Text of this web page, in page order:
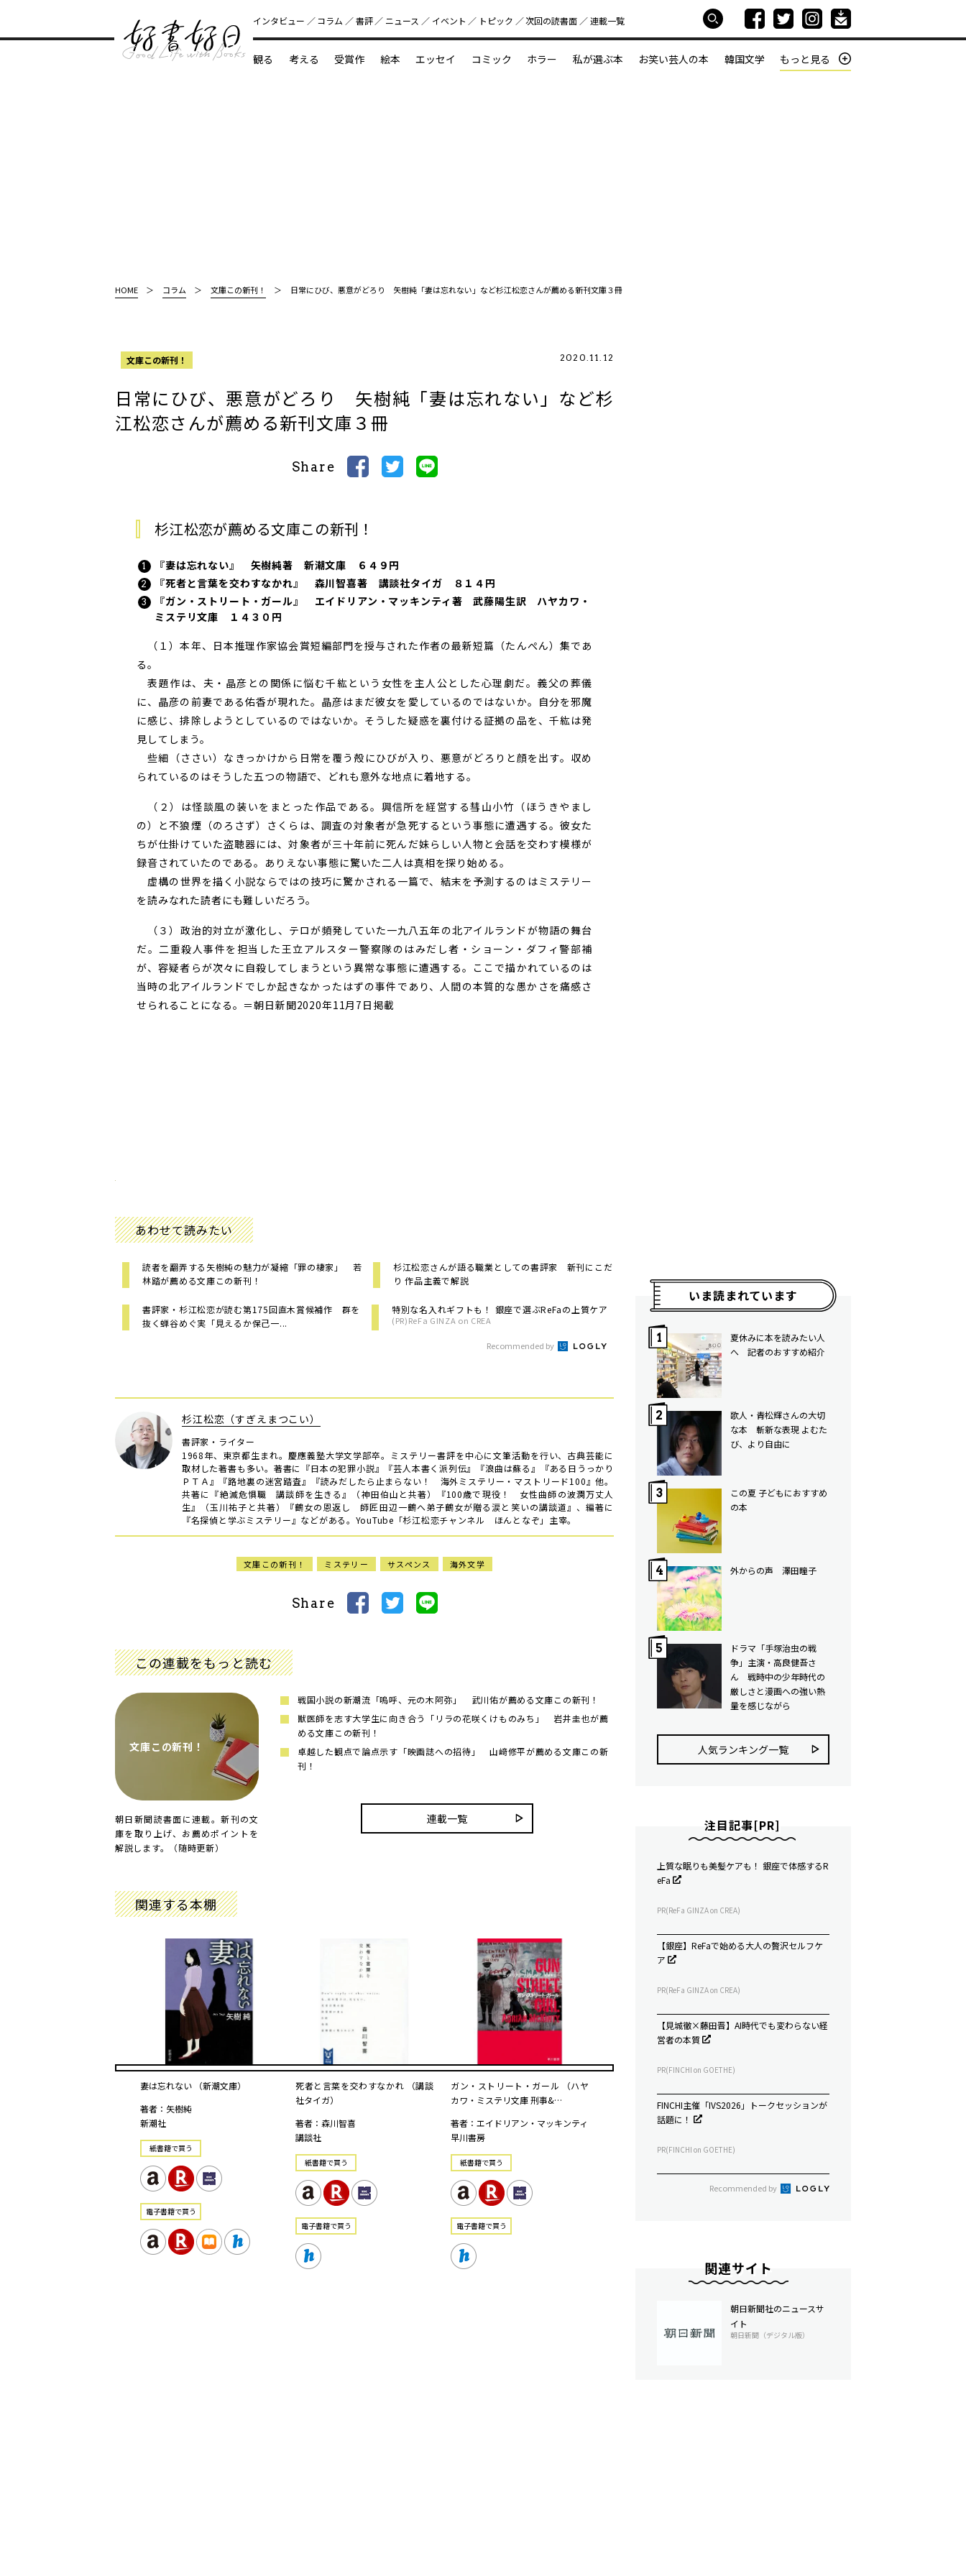
好書好日
インタビュー コラム 書評 ニュース イベント トピック 次回の読書⾯ 連載一覧
観る 考える 受賞作 絵本 エッセイ コミック ホラー 私が選ぶ本 お笑い芸人の本 韓国文学 もっと見る
HOME コラム 文庫この新刊！ 日常にひび、悪意がどろり 矢樹純「妻は忘れない」など杉江松恋さんが薦める新刊文庫３冊
文庫この新刊！ 2020.11.12
日常にひび、悪意がどろり 矢樹純「妻は忘れない」など杉
江松恋さんが薦める新刊文庫３冊
Share
杉江松恋が薦める文庫この新刊！
『妻は忘れない』 矢樹純著 新潮文庫 ６４９円
『死者と言葉を交わすなかれ』 森川智喜著 講談社タイガ ８１４円
『ガン・ストリート・ガール』 エイドリアン・マッキンティ著 武藤陽生訳 ハヤカワ・
ミステリ文庫 １４３０円
（１）本年、日本推理作家協会賞短編部門を授与された作者の最新短篇（たんぺん）集であ
る。
表題作は、夫・晶彦との関係に悩む千紘という女性を主人公とした心理劇だ。義父の葬儀
に、晶彦の前妻である佑香が現れた。晶彦はまだ彼女を愛しているのではないか。自分を邪魔
に感じ、排除しようとしているのではないか。そうした疑惑を裏付ける証拠の品を、千紘は発
見してしまう。
些細（ささい）なきっかけから日常を覆う殻にひびが入り、悪意がどろりと顔を出す。収め
られているのはそうした五つの物語で、どれも意外な地点に着地する。
（２）は怪談風の装いをまとった作品である。興信所を経営する彗山小竹（ほうきやまし
の）と不狼煙（のろさず）さくらは、調査の対象者が急死するという事態に遭遇する。彼女た
ちが仕掛けていた盗聴器には、対象者が三十年前に死んだ妹らしい人物と会話を交わす模様が
録音されていたのである。ありえない事態に驚いた二人は真相を探り始める。
虚構の世界を描く小説ならではの技巧に驚かされる一篇で、結末を予測するのはミステリー
を読みなれた読者にも難しいだろう。
（３）政治的対立が激化し、テロが頻発していた一九八五年の北アイルランドが物語の舞台
だ。二重殺人事件を担当した王立アルスター警察隊のはみだし者・ショーン・ダフィ警部補
が、容疑者らが次々に自殺してしまうという異常な事態に遭遇する。ここで描かれているのは
当時の北アイルランドでしか起きなかったはずの事件であり、人間の本質的な愚かさを痛感さ
せられることになる。＝朝日新聞2020年11月7日掲載
あわせて読みたい
読者を翻弄する矢樹純の魅力が凝縮「罪の棲家」 若
林踏が薦める文庫この新刊！
杉江松恋さんが語る職業としての書評家 新刊にこだ
り 作品主義で解説
書評家・杉江松恋が読む第175回直木賞候補作 群を
抜く蝉谷めぐ実「見えるか保己一...
特別な名入れギフトも！ 銀座で選ぶReFaの上質ケア
(PR)ReFa GINZA on CREA
Recommended by
杉江松恋（すぎえまつこい）
書評家・ライター
1968年、東京都生まれ。慶應義塾大学文学部卒。ミステリー書評を中心に文筆活動を行い、古典芸能に
取材した著書も多い。著書に『日本の犯罪小説』『芸人本書く派列伝』『浪曲は蘇る』『ある日うっかり
ＰＴＡ』『路地裏の迷宮踏査』『読みだしたら止まらない！ 海外ミステリー・マストリード100』他。
共著に『絶滅危惧職 講談師を生きる』（神田伯山と共著）『100歳で現役！ 女性曲師の波瀾万丈人
生』（玉川祐子と共著）『鶴女の恩返し 師匠田辺一鶴へ弟子鶴女が贈る涙と笑いの講談道』、編著に
『名探偵と学ぶミステリー』などがある。YouTube「杉江松恋チャンネル ほんとなぞ」主宰。
文庫この新刊！ ミステリー サスペンス 海外文学
Share
この連載をもっと読む
文庫この新刊！
朝日新聞読書面に連載。新刊の文
庫を取り上げ、お薦めポイントを
解説します。（随時更新）
戦国小説の新潮流「嗚呼、元の木阿弥」 武川佑が薦める文庫この新刊！
獣医師を志す大学生に向き合う「リラの花咲くけものみち」 岩井圭也が薦
める文庫この新刊！
卓越した観点で論点示す「映画誌への招待」 山﨑修平が薦める文庫この新
刊！
連載一覧
関連する本棚
妻は忘れない （新潮文庫）
著者：矢樹純
新潮社
紙書籍で買う
電⼦書籍で買う
死者と言葉を交わすなかれ （講談
社タイガ）
著者：森川智喜
講談社
紙書籍で買う
電⼦書籍で買う
ガン・ストリート・ガール （ハヤ
カワ・ミステリ文庫 刑事&…
著者：エイドリアン・マッキンティ
早川書房
紙書籍で買う
電⼦書籍で買う
いま読まれています
夏休みに本を読みたい人
へ 記者のおすすめ紹介
歌人・青松輝さんの大切
な本 斬新な表現 よむた
び、より自由に
この夏 子どもにおすすめ
の本
外からの声 澤田瞳子
ドラマ「手塚治虫の戦
争」主演・高良健吾さ
ん 戦時中の少年時代の
厳しさと漫画への強い熱
量を感じながら
人気ランキング⼀覧
注目記事[PR]
上質な眠りも美髪ケアも！ 銀座で体感するR
eFa
PR(ReFa GINZA on CREA)
【銀座】ReFaで始める大人の贅沢セルフケ
ア
PR(ReFa GINZA on CREA)
【見城徹×藤田晋】AI時代でも変わらない経
営者の本質
PR(FINCHI on GOETHE)
FINCHI主催「IVS2026」トークセッションが
話題に！
PR(FINCHI on GOETHE)
Recommended by
関連サイト
朝日新聞社のニュースサ
イト
朝日新聞（デジタル版）